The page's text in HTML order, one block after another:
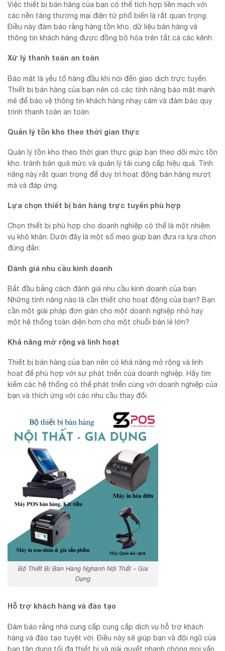
Việc thiết bị bán hàng của bạn có thể tích hợp liền mạch với
các nền tảng thương mại điện tử phổ biến là rất quan trọng.
Điều này đảm bảo rằng hàng tồn kho, dữ liệu bán hàng và
thông tin khách hàng được đồng bộ hóa trên tất cả các kênh.
Xử lý thanh toán an toàn
Bảo mật là yếu tố hàng đầu khi nói đến giao dịch trực tuyến.
Thiết bị bán hàng của bạn nên có các tính năng bảo mật mạnh
mẽ để bảo vệ thông tin khách hàng nhạy cảm và đảm bảo quy
trình thanh toán an toàn.
Quản lý tồn kho theo thời gian thực
Quản lý tồn kho theo thời gian thực giúp bạn theo dõi mức tồn
kho, tránh bán quá mức và quản lý tái cung cấp hiệu quả. Tính
năng này rất quan trọng để duy trì hoạt động bán hàng mượt
mà và đáp ứng.
Lựa chọn thiết bị bán hàng trực tuyến phù hợp
Chọn thiết bị phù hợp cho doanh nghiệp có thể là một nhiệm
vụ khó khăn. Dưới đây là một số mẹo giúp bạn đưa ra lựa chọn
đúng đắn:
Đánh giá nhu cầu kinh doanh
Bắt đầu bằng cách đánh giá nhu cầu kinh doanh của bạn.
Những tính năng nào là cần thiết cho hoạt động của bạn? Bạn
cần một giải pháp đơn giản cho một doanh nghiệp nhỏ hay
một hệ thống toàn diện hơn cho một chuỗi bán lẻ lớn?
Khả năng mở rộng và linh hoạt
Thiết bị bán hàng của bạn nên có khả năng mở rộng và linh
hoạt để phù hợp với sự phát triển của doanh nghiệp. Hãy tìm
kiếm các hệ thống có thể phát triển cùng với doanh nghiệp của
bạn và thích ứng với các nhu cầu thay đổi.
Bộ Thiết Bị Bán Hàng Nghành Nội Thất – Gia
Dụng
Hỗ trợ khách hàng và đào tạo
Đảm bảo rằng nhà cung cấp cung cấp dịch vụ hỗ trợ khách
hàng và đào tạo tuyệt vời. Điều này sẽ giúp bạn và đội ngũ của
bạn tận dụng tối đa thiết bị và giải quyết nhanh chóng mọi vấn